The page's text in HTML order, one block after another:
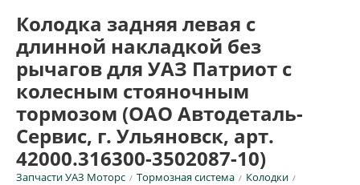
Колодка задняя левая с
длинной накладкой без
рычагов для УАЗ Патриот с
колесным стояночным
тормозом (ОАО Автодеталь-
Сервис, г. Ульяновск, арт.
42000.316300-3502087-10)
Запчасти УАЗ Моторс / Тормозная система / Колодки /
3502087-10)
Укажите e-mail и\или номер телефона для SMS уведомления.
E-mail для уведомления письмом
Номер телефона для SMS уведомления